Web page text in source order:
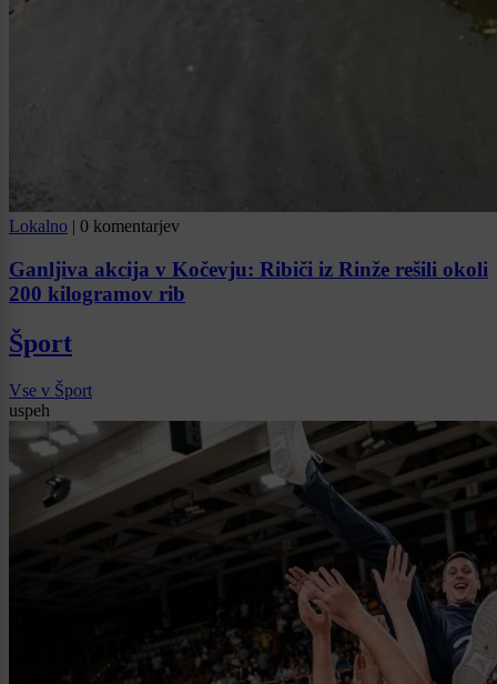
Lokalno | 0 komentarjev
Ganljiva akcija v Kočevju: Ribiči iz Rinže rešili okoli
200 kilogramov rib
Šport
Vse v Šport
uspeh